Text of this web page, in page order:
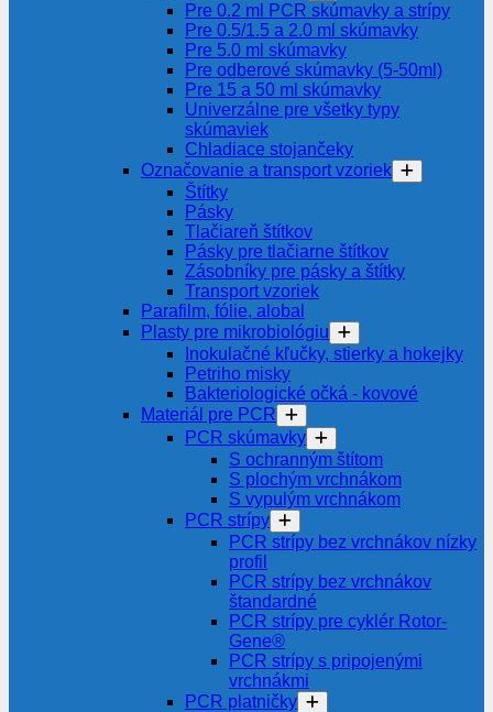
Pre 0.2 ml PCR skúmavky a strípy
Pre 0.5/1.5 a 2.0 ml skúmavky
Pre 5.0 ml skúmavky
Pre odberové skúmavky (5-50ml)
Pre 15 a 50 ml skúmavky
Univerzálne pre všetky typy
skúmaviek
Chladiace stojančeky
Označovanie a transport vzoriek
Štítky
Pásky
Tlačiareň štítkov
Pásky pre tlačiarne štítkov
Zásobníky pre pásky a štítky
Transport vzoriek
Parafilm, fólie, alobal
Plasty pre mikrobiológiu
Inokulačné kľučky, stierky a hokejky
Petriho misky
Bakteriologické očká - kovové
Materiál pre PCR
PCR skúmavky
S ochranným štítom
S plochým vrchnákom
S vypulým vrchnákom
PCR strípy
PCR strípy bez vrchnákov nízky
profil
PCR strípy bez vrchnákov
štandardné
PCR strípy pre cyklér Rotor-
Gene®
PCR strípy s pripojenými
vrchnákmi
PCR platničky